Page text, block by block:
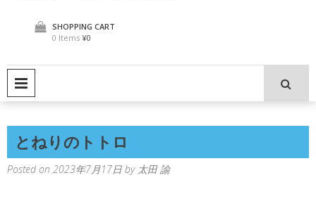
SHOPPING CART
0 Items ¥0
とねりのトトロ
Posted on 2023年7月17日 by 太田 諭